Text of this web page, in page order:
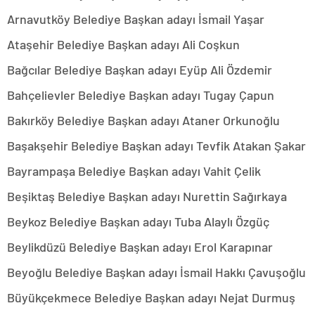
Arnavutköy Belediye Başkan adayı İsmail Yaşar
Ataşehir Belediye Başkan adayı Ali Coşkun
Bağcılar Belediye Başkan adayı Eyüp Ali Özdemir
Bahçelievler Belediye Başkan adayı Tugay Çapun
Bakırköy Belediye Başkan adayı Ataner Orkunoğlu
Başakşehir Belediye Başkan adayı Tevfik Atakan Şakar
Bayrampaşa Belediye Başkan adayı Vahit Çelik
Beşiktaş Belediye Başkan adayı Nurettin Sağırkaya
Beykoz Belediye Başkan adayı Tuba Alaylı Özgüç
Beylikdüzü Belediye Başkan adayı Erol Karapınar
Beyoğlu Belediye Başkan adayı İsmail Hakkı Çavuşoğlu
Büyükçekmece Belediye Başkan adayı Nejat Durmuş